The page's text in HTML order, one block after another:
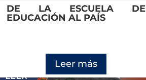
DE LA ESCUELA DE
EDUCACIÓN AL PAÍS
Leer más